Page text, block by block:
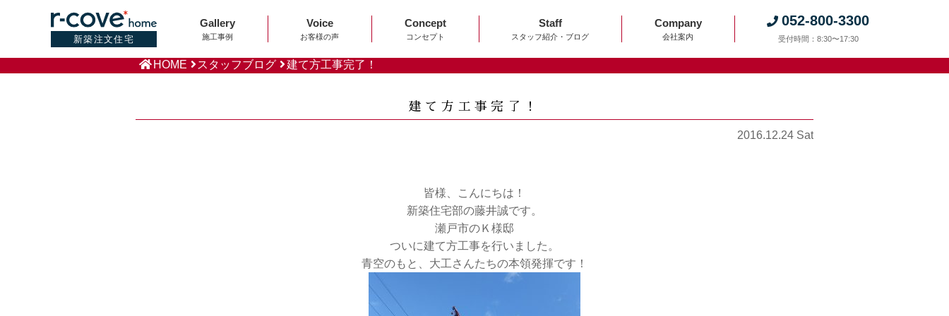
新築注文住宅
Gallery
施工事例
Voice
お客様の声
Concept
コンセプト
Staff
スタッフ紹介・ブログ
Company
会社案内
052-800-3300
受付時間：8:30〜17:30
HOME スタッフブログ 建て方工事完了！
建て方工事完了！
2016.12.24 Sat
皆様、こんにちは！
新築住宅部の藤井誠です。
瀬戸市のＫ様邸
ついに建て方工事を行いました。
青空のもと、大工さんたちの本領発揮です！